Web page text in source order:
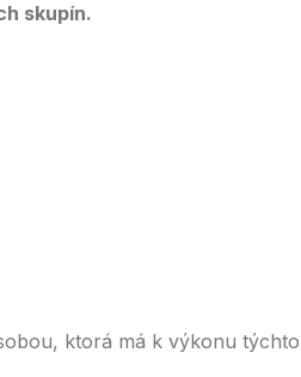
skupín.
ktorá má k výkonu